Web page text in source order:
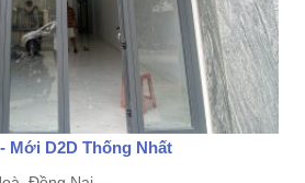
Mới D2D Thống Nhất